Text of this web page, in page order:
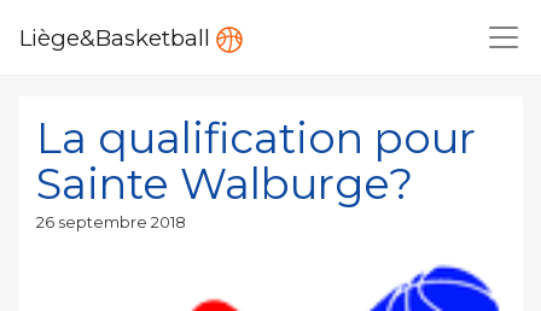
Liège&Basketball
La qualification pour
Sainte Walburge?
Publié
26 septembre 2018